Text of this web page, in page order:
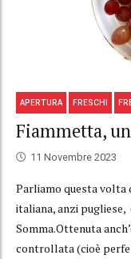
APERTURA FRESCHI
Fiammetta,
11 Novembre 2023
Parliamo questa volta
italiana, anzi
Somma.Ottenuta
controllata (cioè